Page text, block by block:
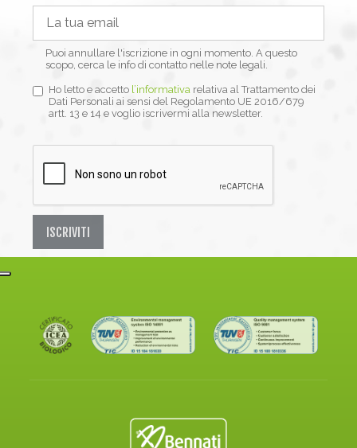
Puoi annullare l'iscrizione in ogni momento. A questo
scopo, cerca le info di contatto nelle note legali.
Ho letto e accetto l’informativa relativa al Trattamento dei
Dati Personali ai sensi del Regolamento UE 2016/679
artt. 13 e 14 e voglio iscrivermi alla newsletter.
ISCRIVITI